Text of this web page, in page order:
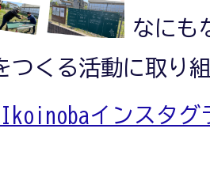
なにも
つくる活動に取り
インスタグ